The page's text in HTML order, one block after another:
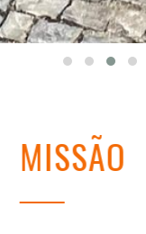
MISSÃO